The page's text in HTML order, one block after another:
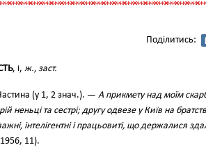
Поділитись:
, і, ж., заст.
(у 1, 2 знач.). — А прикмету над моїм
неньці та сестрі; другу одвезе у Київ на
інтелігентні і працьовиті, що держалися
11).